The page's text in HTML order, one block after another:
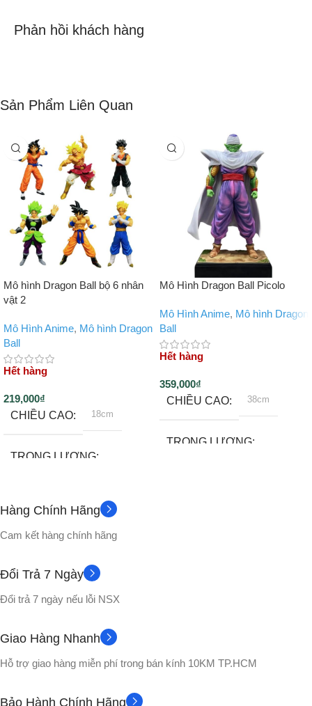
Phản hồi khách hàng
Sản Phẩm Liên Quan
Mô hình Dragon Ball bộ 6 nhân
vật 2
Mô Hình Anime, Mô hình Dragon
Ball
Hết hàng
219,000₫
CHIỀU CAO
18cm
TRỌNG LƯỢNG
PHỤ KIỆN Không
CHẤT LIỆU
Nhựa PVC cao cấp
VỎ HỘP No box
Mô Hình Dragon Ball Picolo
Mô Hình Anime, Mô hình Dragon
Ball
Hết hàng
359,000₫
CHIỀU CAO
38cm
TRỌNG LƯỢNG
Hàng Chính Hãng
Cam kết hàng chính hãng
Đổi Trả 7 Ngày
Đổi trả 7 ngày nếu lỗi NSX
Giao Hàng Nhanh
Hỗ trợ giao hàng miễn phí trong bán kính 10KM TP.HCM
Bảo Hành Chính Hãng